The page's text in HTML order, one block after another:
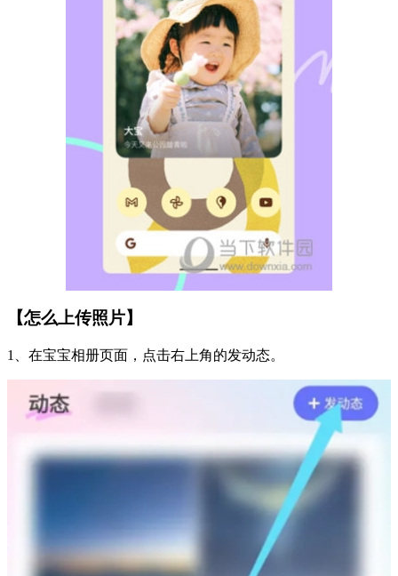
【怎么上传照片】
1、在宝宝相册页面，点击右上角的发动态。